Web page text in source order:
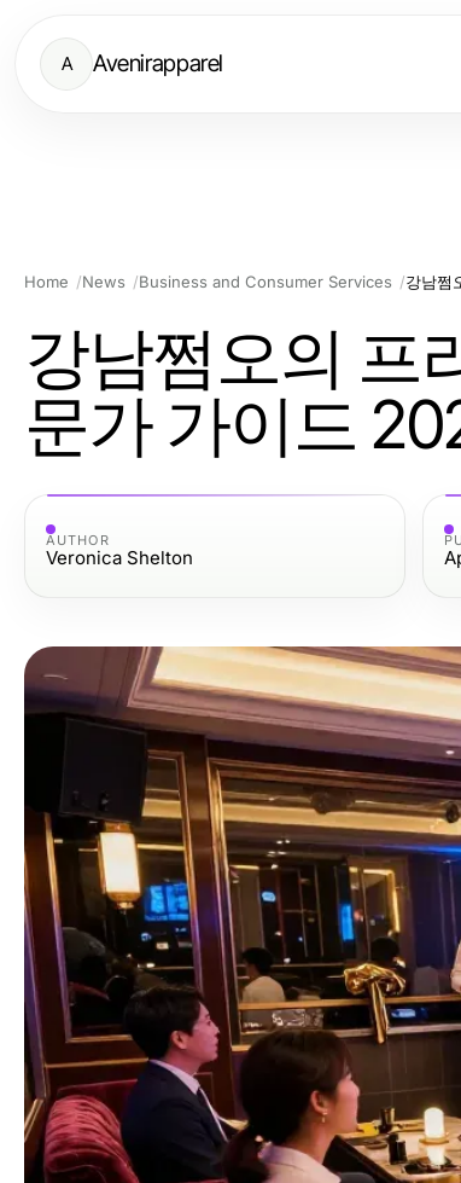
A Avenirapparel
Home News Business and Consumer Services 강남쩜
강남쩜오의 프
문가 가이드
AUTHOR
Veronica Shelton